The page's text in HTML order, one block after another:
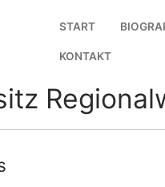
START
KONTAKT